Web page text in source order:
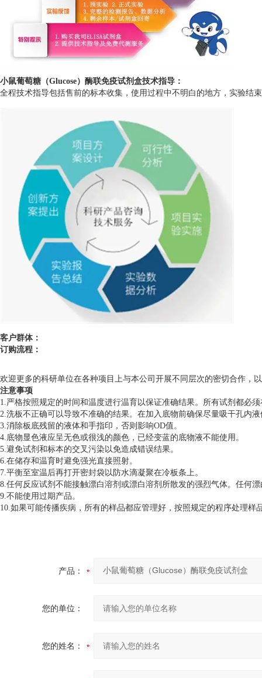
小鼠葡萄糖（Glucose）酶联免疫试剂盒技术指导：
全程技术指导包括售前的标本收集，使用过程中不明白的地方，实验结
客户群体：
订购流程：
欢迎更多的科研单位在各种项目上与本公司开展不同层次的密切合作，
注意事项
1.严格按照规定的时间和温度进行温育以保证准确结果。所有试剂都必
2.洗板不正确可以导致不准确的结果。在加入底物前确保尽量吸干孔内
3.消除板底残留的液体和手指印，否则影响OD值。
4.底物显色液应呈无色或很浅的颜色，已经变蓝的底物液不能使用。
5.避免试剂和标本的交叉污染以免造成错误结果。
6.在储存和温育时避免强光直接照射。
7.平衡至室温后再打开密封袋以防水滴凝聚在冷板条上。
8.任何反应试剂不能接触漂白溶剂或漂白溶剂所散发的强烈气体。任何
9.不能使用过期产品。
10.如果可能传播疾病，所有的样品都应管理好，按照规定的程序处理样
产品：
您的单位：
您的姓名：